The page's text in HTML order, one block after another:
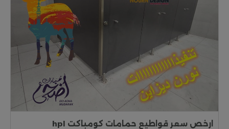
ارخص سعر قواطيع حمامات كومباكت hpl